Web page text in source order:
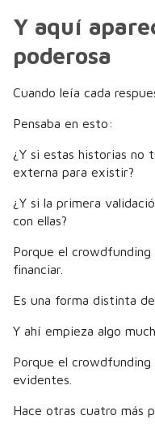
Y aquí
poderosa
Cuando leía cada
Pensaba en esto:
¿Y si estas historias no
externa para existir?
¿Y si la primera
con ellas?
Porque el
financiar.
Es una forma distinta
Y ahí empieza algo
Porque el crowdfunding
evidentes.
Hace otras cuatro más